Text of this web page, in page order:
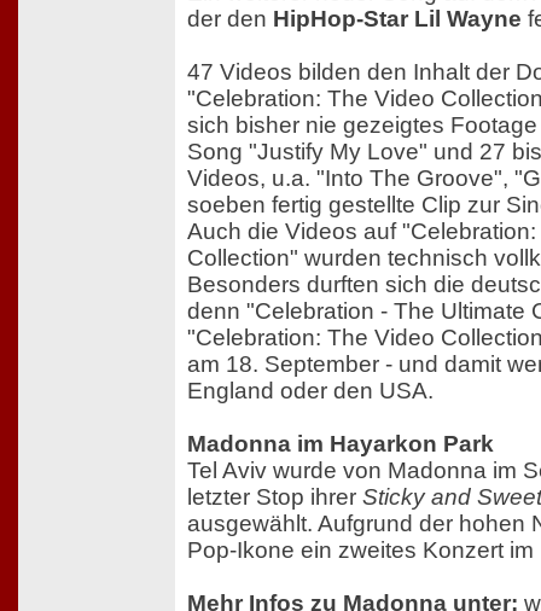
der den HipHop-Star Lil Wayne
47 Videos bilden den Inhalt der
"Celebration: The Video
sich bisher nie gezeigtes
Song "Justify My Love" und 27
Videos, u.a. "Into The Groove",
soeben fertig gestellte Clip zur
Auch die Videos auf
Collection" wurden technisch
Besonders durften sich die
denn "Celebration - The Ultimate
"Celebration: The Video
am 18. September - und damit
England oder den USA.
Madonna im Hayarkon Park
Tel Aviv wurde von Madonna im
letzter Stop ihrer Sticky and Sweet
ausgewählt. Aufgrund der hohen
Pop-Ikone ein zweites Konzert
Mehr Infos zu Madonna unter: